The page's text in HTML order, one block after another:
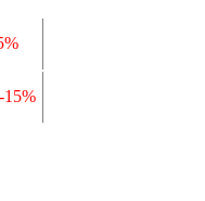
-15%